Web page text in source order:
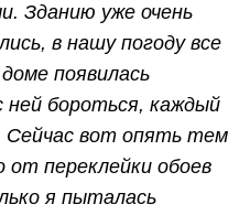
Зданию уже очень
в нашу погоду все
появилась
ней бороться, каждый
Сейчас вот опять тем
переклейки обоев
я пыталась